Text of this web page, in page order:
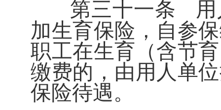
第三十一条
加生育保险，自参
职工在生育（含节
缴费的，由用人单
保险待遇。